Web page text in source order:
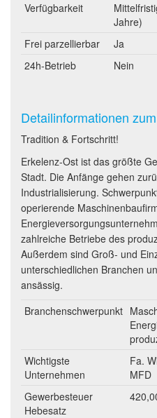
Verfügbarkeit
Jahre)
Frei parzellierbar
Ja
24h-Betrieb
Nein
Detailinformationen
Tradition & Fortschritt!
Erkelenz-Ost ist das größte
Stadt. Die Anfänge gehen
Industrialisierung.
operierende
zahlreiche Betriebe des
Außerdem sind Groß- und
unterschiedlichen Branchen
ansässig.
Branchenschwerpunkt
Wichtigste
Unternehmen
Fa.
MFD
Gewerbesteuer
Hebesatz